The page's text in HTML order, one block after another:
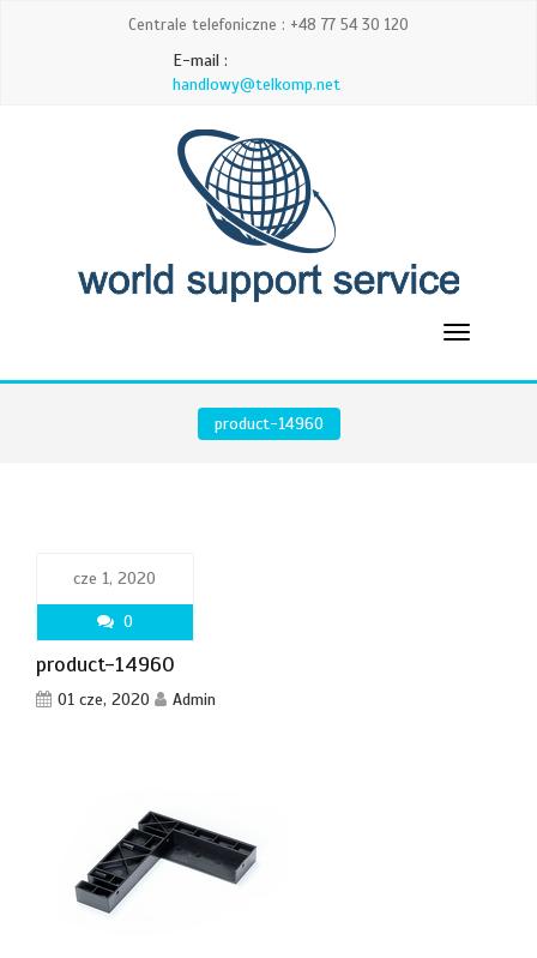
Centrale telefoniczne : +48 77 54 30 120
E-mail :
handlowy@telkomp.net
product-14960
cze 1, 2020
0
product-14960
01 cze, 2020 Admin